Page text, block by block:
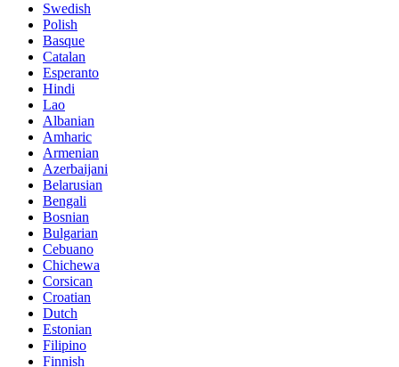
Swedish
Polish
Basque
Catalan
Esperanto
Hindi
Lao
Albanian
Amharic
Armenian
Azerbaijani
Belarusian
Bengali
Bosnian
Bulgarian
Cebuano
Chichewa
Corsican
Croatian
Dutch
Estonian
Filipino
Finnish